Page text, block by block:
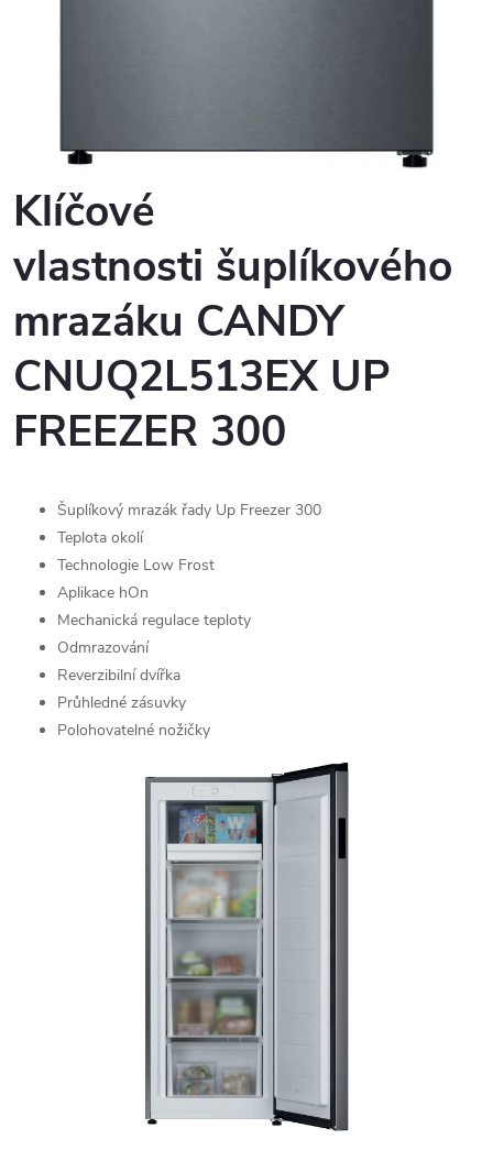
Klíčové
vlastnosti šuplíkového
mrazáku CANDY
CNUQ2L513EX UP
FREEZER 300
Šuplíkový mrazák řady Up Freezer 300
Teplota okolí
Technologie Low Frost
Aplikace hOn
Mechanická regulace teploty
Odmrazování
Reverzibilní dvířka
Průhledné zásuvky
Polohovatelné nožičky